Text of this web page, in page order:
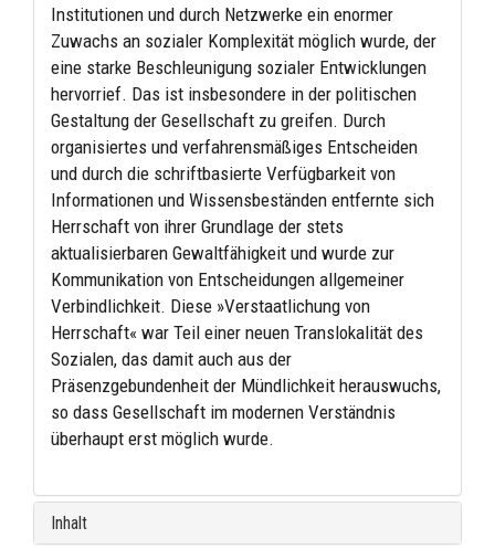
Institutionen und durch Netzwerke ein enormer
Zuwachs an sozialer Komplexität möglich wurde, der
eine starke Beschleunigung sozialer Entwicklungen
hervorrief. Das ist insbesondere in der politischen
Gestaltung der Gesellschaft zu greifen. Durch
organisiertes und verfahrensmäßiges Entscheiden
und durch die schriftbasierte Verfügbarkeit von
Informationen und Wissensbeständen entfernte sich
Herrschaft von ihrer Grundlage der stets
aktualisierbaren Gewaltfähigkeit und wurde zur
Kommunikation von Entscheidungen allgemeiner
Verbindlichkeit. Diese »Verstaatlichung von
Herrschaft« war Teil einer neuen Translokalität des
Sozialen, das damit auch aus der
Präsenzgebundenheit der Mündlichkeit herauswuchs,
so dass Gesellschaft im modernen Verständnis
überhaupt erst möglich wurde.
Inhalt